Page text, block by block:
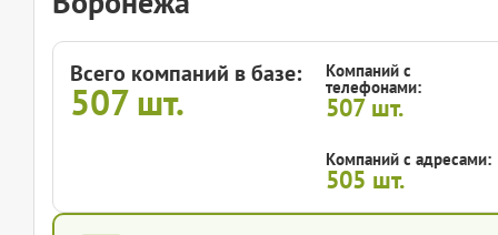
Всего компаний в базе:
507шт.
Компаний с
телефонами:
507 шт.
Компаний с адресами:
505 шт.